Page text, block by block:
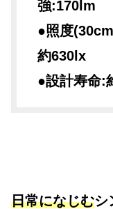
強:170lm
●照度
約630lx
●設計寿命:
日常になじむシ